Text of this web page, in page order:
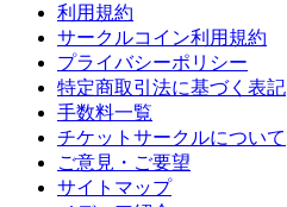
利用規約
サークルコイン利用規約
プライバシーポリシー
特定商取引法に基づく表記
手数料一覧
チケットサークルについて
ご意見・ご要望
サイトマップ